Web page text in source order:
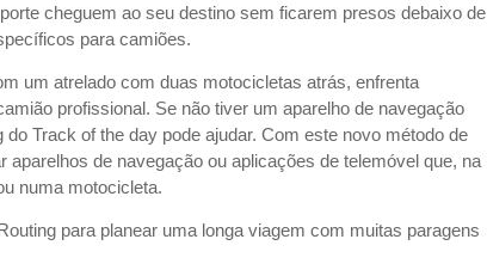
cheguem ao seu destino sem ficarem presos debaixo de
para camiões.
um atrelado com duas motocicletas atrás, enfrenta
profissional. Se não tiver um aparelho de navegação
Track of the day pode ajudar. Com este novo método de
de navegação ou aplicações de telemóvel que, na
numa motocicleta.
para planear uma longa viagem com muitas paragens